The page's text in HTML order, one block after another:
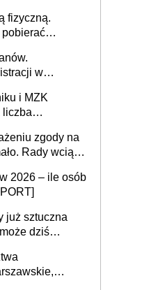
fizyczną.
pobierać
w
i MZK
liczba
zgody na
Rady wciąż
2026 – ile osób
już sztuczna
dziś